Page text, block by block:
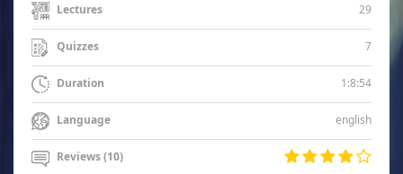
Lectures 29
Quizzes 7
Duration 1:8:54
Language english
Reviews (10)